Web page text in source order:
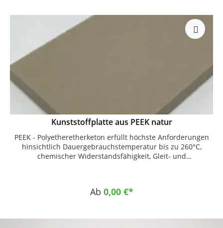
Kunststoffplatte aus PEEK natur
PEEK - Polyetheretherketon erfüllt höchste Anforderungen
hinsichtlich Dauergebrauchstemperatur bis zu 260°C,
chemischer Widerstandsfähigkeit, Gleit- und
weist eine hohe Verschleißfestigkeit auf. Eigenschaften
Ab 0,00 €*